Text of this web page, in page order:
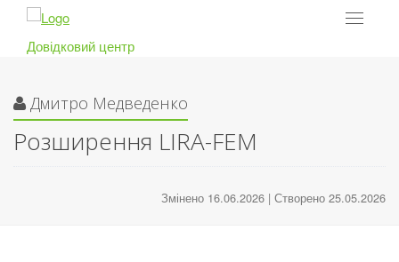
Toggle
Довідковий центр
Дмитро Медведенко
Розширення LIRA-FEM
Змінено 16.06.2026 | Створено 25.05.2026